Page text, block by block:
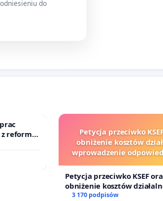
do
reformą
Petycja przeciwko
obniżenie kosztów
wprowadzenie
sędziów
Petycja przeciwko KSEF
obniżenie kosztów
wprowadzenie
3 170 podpisów